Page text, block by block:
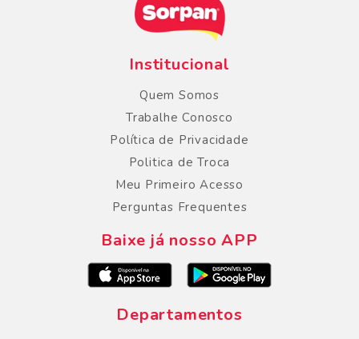
Institucional
Quem Somos
Trabalhe Conosco
Política de Privacidade
Politica de Troca
Meu Primeiro Acesso
Perguntas Frequentes
Baixe já nosso APP
Departamentos